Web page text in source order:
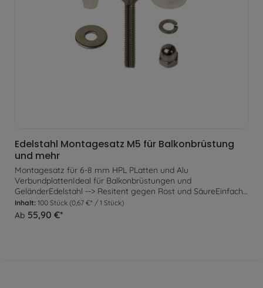
Edelstahl Montagesatz M5 für Balkonbrüstung
und mehr
Montagesatz für 6-8 mm HPL PLatten und Alu
VerbundplattenIdeal für Balkonbrüstungen und
GeländerEdelstahl --> Resitent gegen Rost und SäureEinfache
MontageLieferumfang: 100 St. kompletter Montagesatz
Dieser Montagesatz ist ideal für die Befestigung von HPL-
Platten und Alu Verbundplatten als Einsatz für
Inhalt: 100 Stück (0,67 €* / 1 Stück)
Ab 55,90 €*